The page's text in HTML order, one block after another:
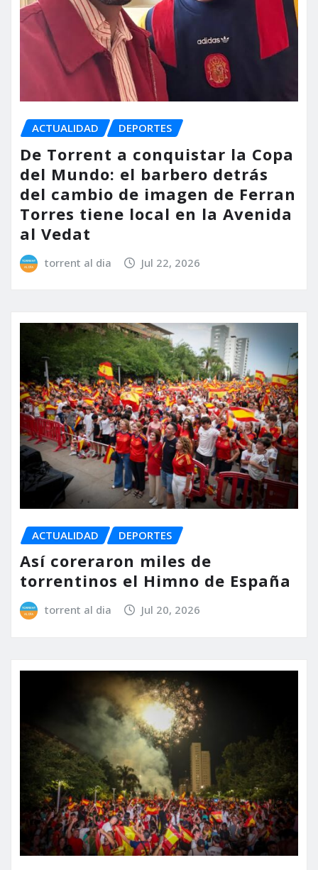
ACTUALIDAD DEPORTES
De Torrent a conquistar la Copa
del Mundo: el barbero detrás
del cambio de imagen de Ferran
Torres tiene local en la Avenida
al Vedat
torrent al dia Jul 22, 2026
ACTUALIDAD DEPORTES
Así coreraron miles de
torrentinos el Himno de España
torrent al dia Jul 20, 2026